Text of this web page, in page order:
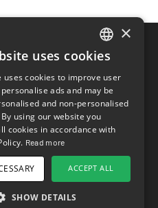
ENGLISH
SWEDISH
NORWEGIAN
DANISH
×
uses cookies
uses cookies to improve user
ads and may be
and non-personalised
using our website you
cookies in accordance with
Read more
ACCEPT ALL
SHOW DETAILS